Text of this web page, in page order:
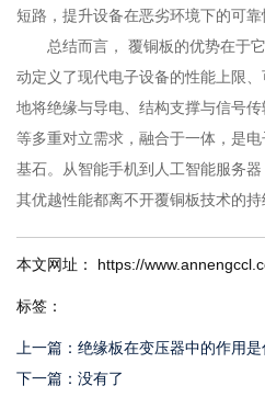
短路，提升设备在恶劣环境下的可靠
总结而言， 覆铜板的优势在于它
动定义了现代电子设备的性能上限
地将绝缘与导电、结构支撑与信号
等多重对立需求，融合于一体，是
基石。从智能手机到人工智能服务
其优越性能都离不开覆铜板技术的持
本文网址： https://
标签：
上一篇： 绝缘板在变压器中的作用是
下一篇： 没有了